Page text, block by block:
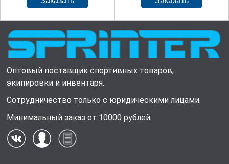
Оптовый поставщик спортивных товаров,
экипировки и инвентаря.
Сотрудничество только с юридическими лицами.
Минимальный заказ от 10000 рублей.